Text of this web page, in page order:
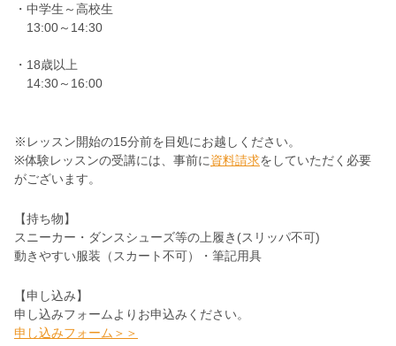
・中学生～高校生
13:00～14:30
・18歳以上
14:30～16:00
※レッスン開始の15分前を目処にお越しください。
※体験レッスンの受講には、事前に資料請求をしていただく必要
がございます。
【持ち物】
スニーカー・ダンスシューズ等の上履き(スリッパ不可)
動きやすい服装（スカート不可）・筆記用具
【申し込み】
申し込みフォームよりお申込みください。
申し込みフォーム＞＞